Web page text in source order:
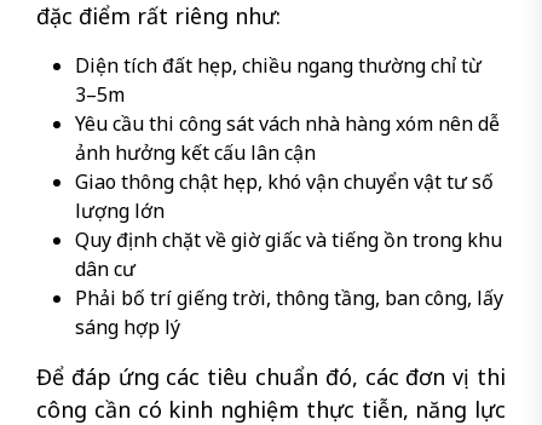
đặc điểm rất riêng như:
Diện tích đất hẹp, chiều ngang thường chỉ từ
3–5m
Yêu cầu thi công sát vách nhà hàng xóm nên dễ
ảnh hưởng kết cấu lân cận
Giao thông chật hẹp, khó vận chuyển vật tư số
lượng lớn
Quy định chặt về giờ giấc và tiếng ồn trong khu
dân cư
Phải bố trí giếng trời, thông tầng, ban công, lấy
sáng hợp lý
Để đáp ứng các tiêu chuẩn đó, các đơn vị thi
công cần có kinh nghiệm thực tiễn, năng lực